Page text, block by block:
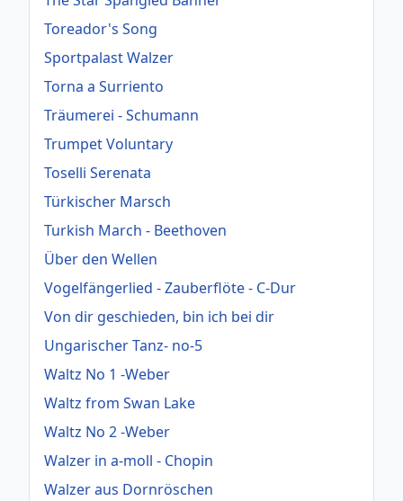
Toreador's Song
Sportpalast Walzer
Torna a Surriento
Träumerei - Schumann
Trumpet Voluntary
Toselli Serenata
Türkischer Marsch
Turkish March - Beethoven
Über den Wellen
Vogelfängerlied - Zauberflöte - C-Dur
Von dir geschieden, bin ich bei dir
Ungarischer Tanz- no-5
Waltz No 1 -Weber
Waltz from Swan Lake
Waltz No 2 -Weber
Walzer in a-moll - Chopin
Walzer aus Dornröschen